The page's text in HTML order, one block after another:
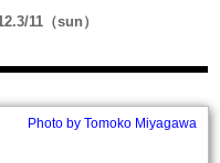
11（sun）
Photo by Tomoko Miyagawa